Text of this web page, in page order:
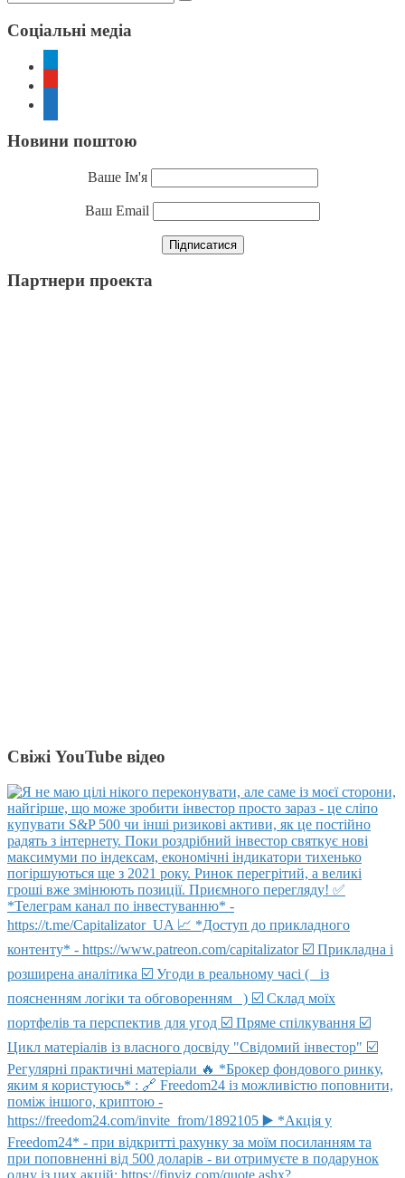
Соціальні медіа
Новини поштою
Ваше Ім'я
Ваш Email
Партнери проекта
Свіжі YouTube відео